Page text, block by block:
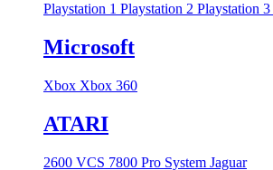
Playstation 1 Playstation 2 Playstation 3
Microsoft
Xbox Xbox 360
ATARI
2600 VCS 7800 Pro System Jaguar